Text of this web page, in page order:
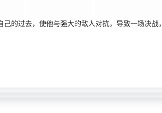
过去，使他与强大的敌人对抗，导致一场决战，